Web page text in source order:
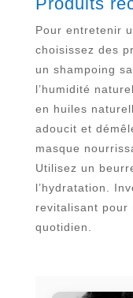
Pour entretenir
choisissez des
un shampoing
l’humidité
en huiles
adoucit et
masque
Utilisez un
l’hydratation.
revitalisant pour
quotidien.